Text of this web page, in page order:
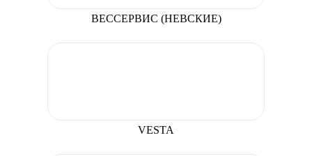
ВЕССЕРВИС (НЕВСКИЕ)
VESTA